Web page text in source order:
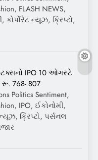
FLASH NEWS,
કોર્પોરેટ ન્યૂઝ, ક્રિપ્ટો,
IPO 10 ઓગસ્ટે
768- 807
Politics Sentiment,
IPO, ઈકોનોમી,
ન્યૂઝ, ક્રિપ્ટો, પર્સનલ